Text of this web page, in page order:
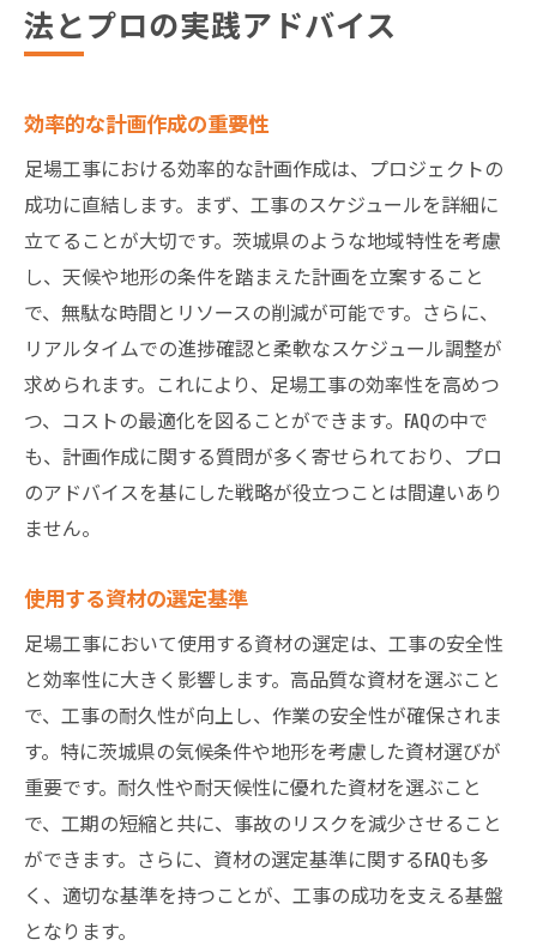
プロの意見から学ぶ足場工事で効率的に得点を
専門家の経験から学ぶ成功事例
得点を上げるための技術的工夫
コスト削減と品質維持のバランス
作業の効率化を図るツールの活用法
計画的なメンテナンスの実施
現場の声を活かした改善策
足場工事の安全性と効率性を高めるための具体
的方法
安全基準を遵守するためのチェックリスト
効率的な作業手順の構築
現場の安全性評価の方法
事故を未然に防ぐための取り組み
工事の成功に導く足場工事得点アップの秘訣
成功事例から学ぶ秘訣
プロジェクト管理のコツ
予算内での高品質提供の工夫
トラブルシューティングの方法
プロジェクト終了後の評価と改善
依頼主との信頼関係の築き方
法とプロの実践アドバイス
効率的な計画作成の重要性
足場工事における効率的な計画作成は、プロジェクトの
成功に直結します。まず、工事のスケジュールを詳細に
立てることが大切です。茨城県のような地域特性を考慮
し、天候や地形の条件を踏まえた計画を立案すること
で、無駄な時間とリソースの削減が可能です。さらに、
リアルタイムでの進捗確認と柔軟なスケジュール調整が
求められます。これにより、足場工事の効率性を高めつ
つ、コストの最適化を図ることができます。FAQの中で
も、計画作成に関する質問が多く寄せられており、プロ
のアドバイスを基にした戦略が役立つことは間違いあり
ません。
使用する資材の選定基準
足場工事において使用する資材の選定は、工事の安全性
と効率性に大きく影響します。高品質な資材を選ぶこと
で、工事の耐久性が向上し、作業の安全性が確保されま
す。特に茨城県の気候条件や地形を考慮した資材選びが
重要です。耐久性や耐天候性に優れた資材を選ぶこと
で、工期の短縮と共に、事故のリスクを減少させること
ができます。さらに、資材の選定基準に関するFAQも多
く、適切な基準を持つことが、工事の成功を支える基盤
となります。